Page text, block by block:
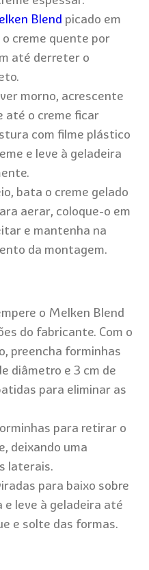
Blend picado em
creme quente por
até derreter o
morno, acrescente
até o creme ficar
com filme plástico
e leve à geladeira
bata o creme gelado
aerar, coloque-o em
e mantenha na
da montagem.
o Melken Blend
do fabricante. Com o
preencha forminhas
diâmetro e 3 cm de
para eliminar as
para retirar o
deixando uma
laterais.
para baixo sobre
e leve à geladeira até
e solte das formas.